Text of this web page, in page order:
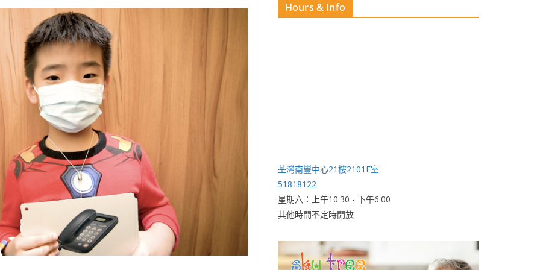
Hours & Info
荃灣南豐中心21樓2101E室
51818122
星期六：上午10:30 - 下午6:00
其他時間不定時開放